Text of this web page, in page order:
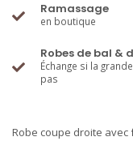
Ramassage
en boutique
Robes de bal &
Échange si la
pas
Robe coupe droite avec